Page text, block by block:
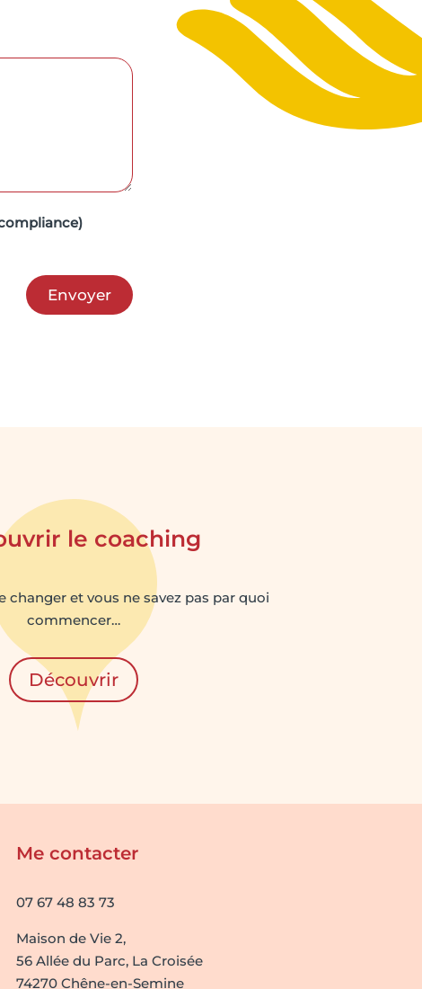
Envoyer
le coaching
changer et vous ne savez pas par quoi
commencer…
Découvrir
Me contacter
07 67 48 83 73
Maison de Vie 2,
56 Allée du Parc, La Croisée
74270 Chêne-en-Semine